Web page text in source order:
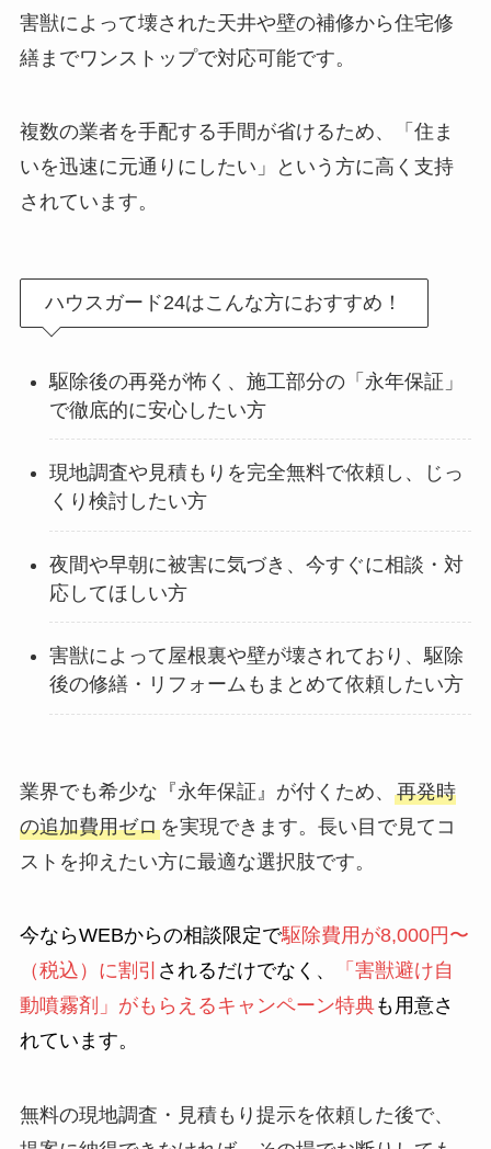
害獣によって壊された天井や壁の補修から住宅修
繕までワンストップで対応可能です。
複数の業者を手配する手間が省けるため、「住ま
いを迅速に元通りにしたい」という方に高く支持
されています。
ハウスガード24はこんな方におすすめ！
駆除後の再発が怖く、施工部分の「永年保証」
で徹底的に安心したい方
現地調査や見積もりを完全無料で依頼し、じっ
くり検討したい方
夜間や早朝に被害に気づき、今すぐに相談・対
応してほしい方
害獣によって屋根裏や壁が壊されており、駆除
後の修繕・リフォームもまとめて依頼したい方
業界でも希少な『永年保証』が付くため、 再発時
の追加費用ゼロを実現できます。長い目で見てコ
ストを抑えたい方に最適な選択肢です。
今ならWEBからの相談限定で駆除費用が8,000円〜
（税込）に割引 されるだけでなく、
「害獣避け自
動噴霧剤」がもらえるキャンペーン特典も用意さ
れています。
無料の現地調査・見積もり提示を依頼した後で、